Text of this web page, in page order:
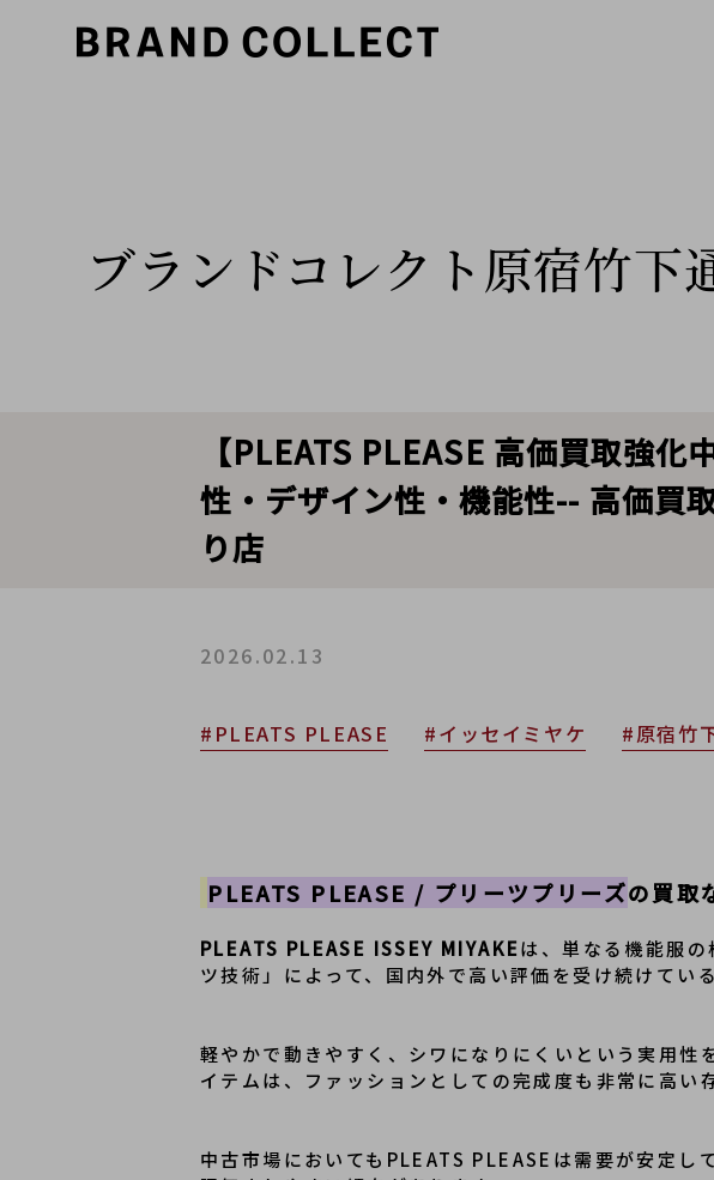
ブランドコレクト原宿竹下
【PLEATS PLEASE 高価買取強
性・デザイン性・機能性-- 高価買
り店
2026.02.13
#PLEATS PLEASE #イッセイミヤケ #原宿竹
PLEATS PLEASE / プリーツプリーズの買取
PLEATS PLEASE ISSEY MIYAKEは、単なる機能服
軽やかで動きやすく、シワになりにくいという実用
イテムは、ファッションとしての完成度も非常に高い
中古市場においてもPLEATS PLEASEは需要が安定し